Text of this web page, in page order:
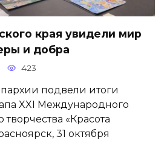
края увидели мир
и добра
423
подвели итоги
XXI Международного
творчества «Красота
31 октября